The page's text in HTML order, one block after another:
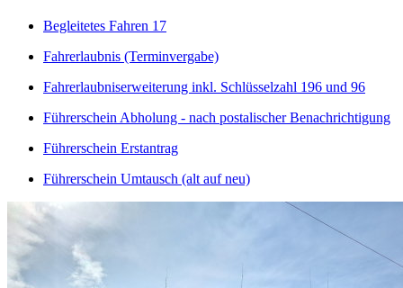
Begleitetes Fahren 17
Fahrerlaubnis (Terminvergabe)
Fahrerlaubniserweiterung inkl. Schlüsselzahl 196 und 96
Führerschein Abholung - nach postalischer Benachrichtigung
Führerschein Erstantrag
Führerschein Umtausch (alt auf neu)